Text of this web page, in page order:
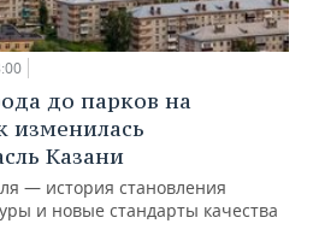
до парков на
изменилась
Казани
— история становления
и новые стандарты качества